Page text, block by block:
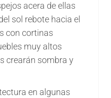
acera de ellas
sol rebote hacia el
con cortinas
muy altos
crearán sombra y
en algunas